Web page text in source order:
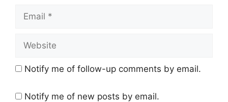
Email
Website
Notify me of follow-up comments by email.
Notify me of new posts by email.